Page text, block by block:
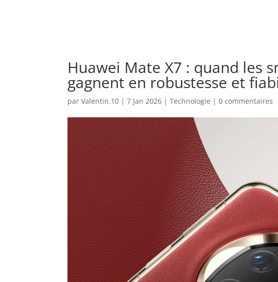
Huawei Mate X7 : quand les
gagnent en robustesse et
parValentin.10 |7 Jan 2026 |Technologie |0 commentaires